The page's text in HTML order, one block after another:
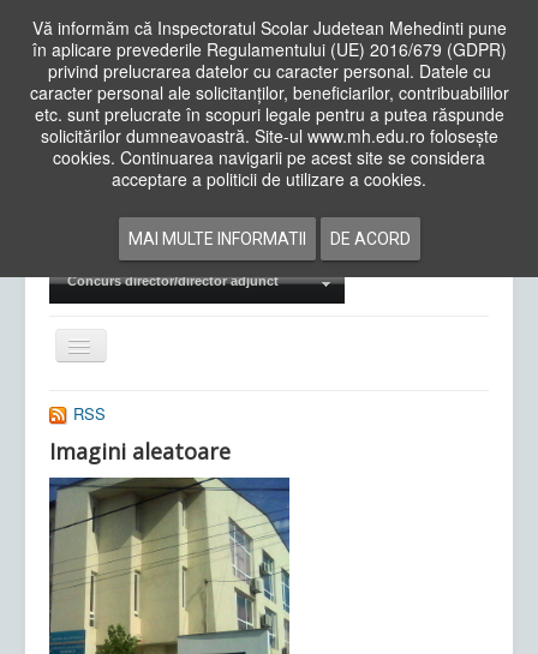
Vă informăm că Inspectoratul Scolar Judetean Mehedinti pune
în aplicare prevederile Regulamentului (UE) 2016/679 (GDPR)
privind prelucrarea datelor cu caracter personal. Datele cu
caracter personal ale solicitanților, beneficiarilor, contribuabililor
etc. sunt prelucrate în scopuri legale pentru a putea răspunde
solicitărilor dumneavoastră. Site-ul www.mh.edu.ro folosește
cookies. Continuarea navigarii pe acest site se considera
acceptare a politicii de utilizare a cookies.
MAI MULTE INFORMATII DE ACORD
Cauta
in
siteAcasa Cadre Didactice
Examene Naționale
Concurs director/director adjunct
Comută
navigarea
Ultimele articole: Vi, 04.11.2022 -
Județean Mehedinți
RSS
Imagini aleatoare